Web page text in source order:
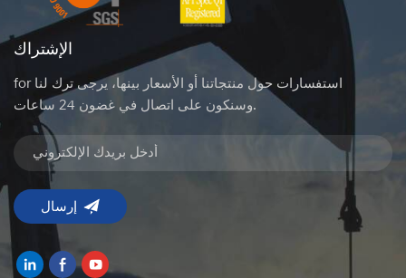
الإشتراك
for استفسارات حول منتجاتنا أو الأسعار بينها، يرجى ترك لنا
وسنكون على اتصال في غضون 24 ساعات.